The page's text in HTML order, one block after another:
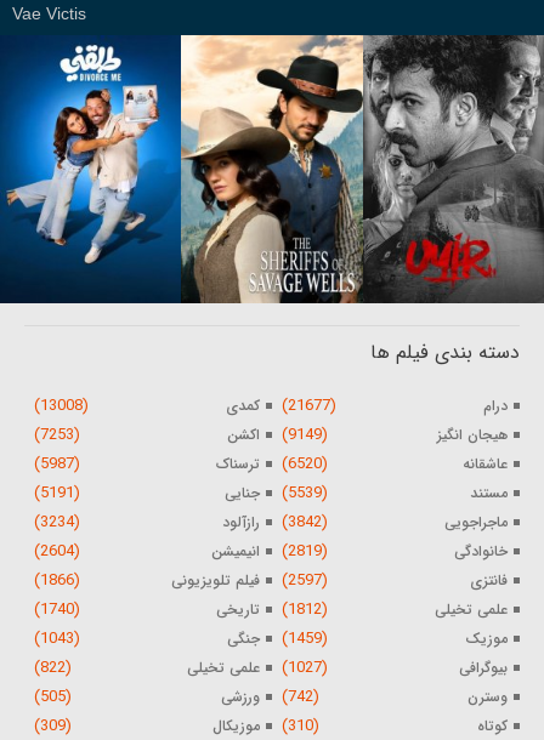
Vae Victis
دسته بندی فیلم ها
درام (21677) کمدی (13008)
هیجان انگیز (9149) اکشن (7253)
عاشقانه (6520) ترسناک (5987)
مستند (5539) جنایی (5191)
ماجراجویی (3842) رازآلود (3234)
خانوادگی (2819) انیمیشن (2604)
فانتزی (2597) فیلم تلویزیونی (1866)
علمی تخیلی (1812) تاریخی (1740)
موزیک (1459) جنگی (1043)
بیوگرافی (1027) علمی تخیلی (822)
وسترن (742) ورزشی (505)
کوتاه (310) موزیکال (309)